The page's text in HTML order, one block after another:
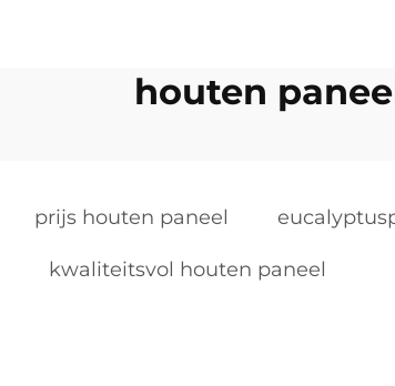
houten
prijs houten paneel
kwaliteitsvol houten paneel